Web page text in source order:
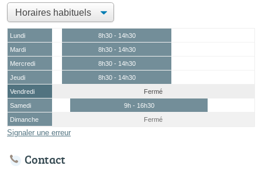
Lundi
8h30 - 14h30
Mardi
8h30 - 14h30
Mercredi
8h30 - 14h30
Jeudi
8h30 - 14h30
Vendredi
Fermé
Samedi
9h - 16h30
Dimanche
Fermé
Signaler une erreur
Contact